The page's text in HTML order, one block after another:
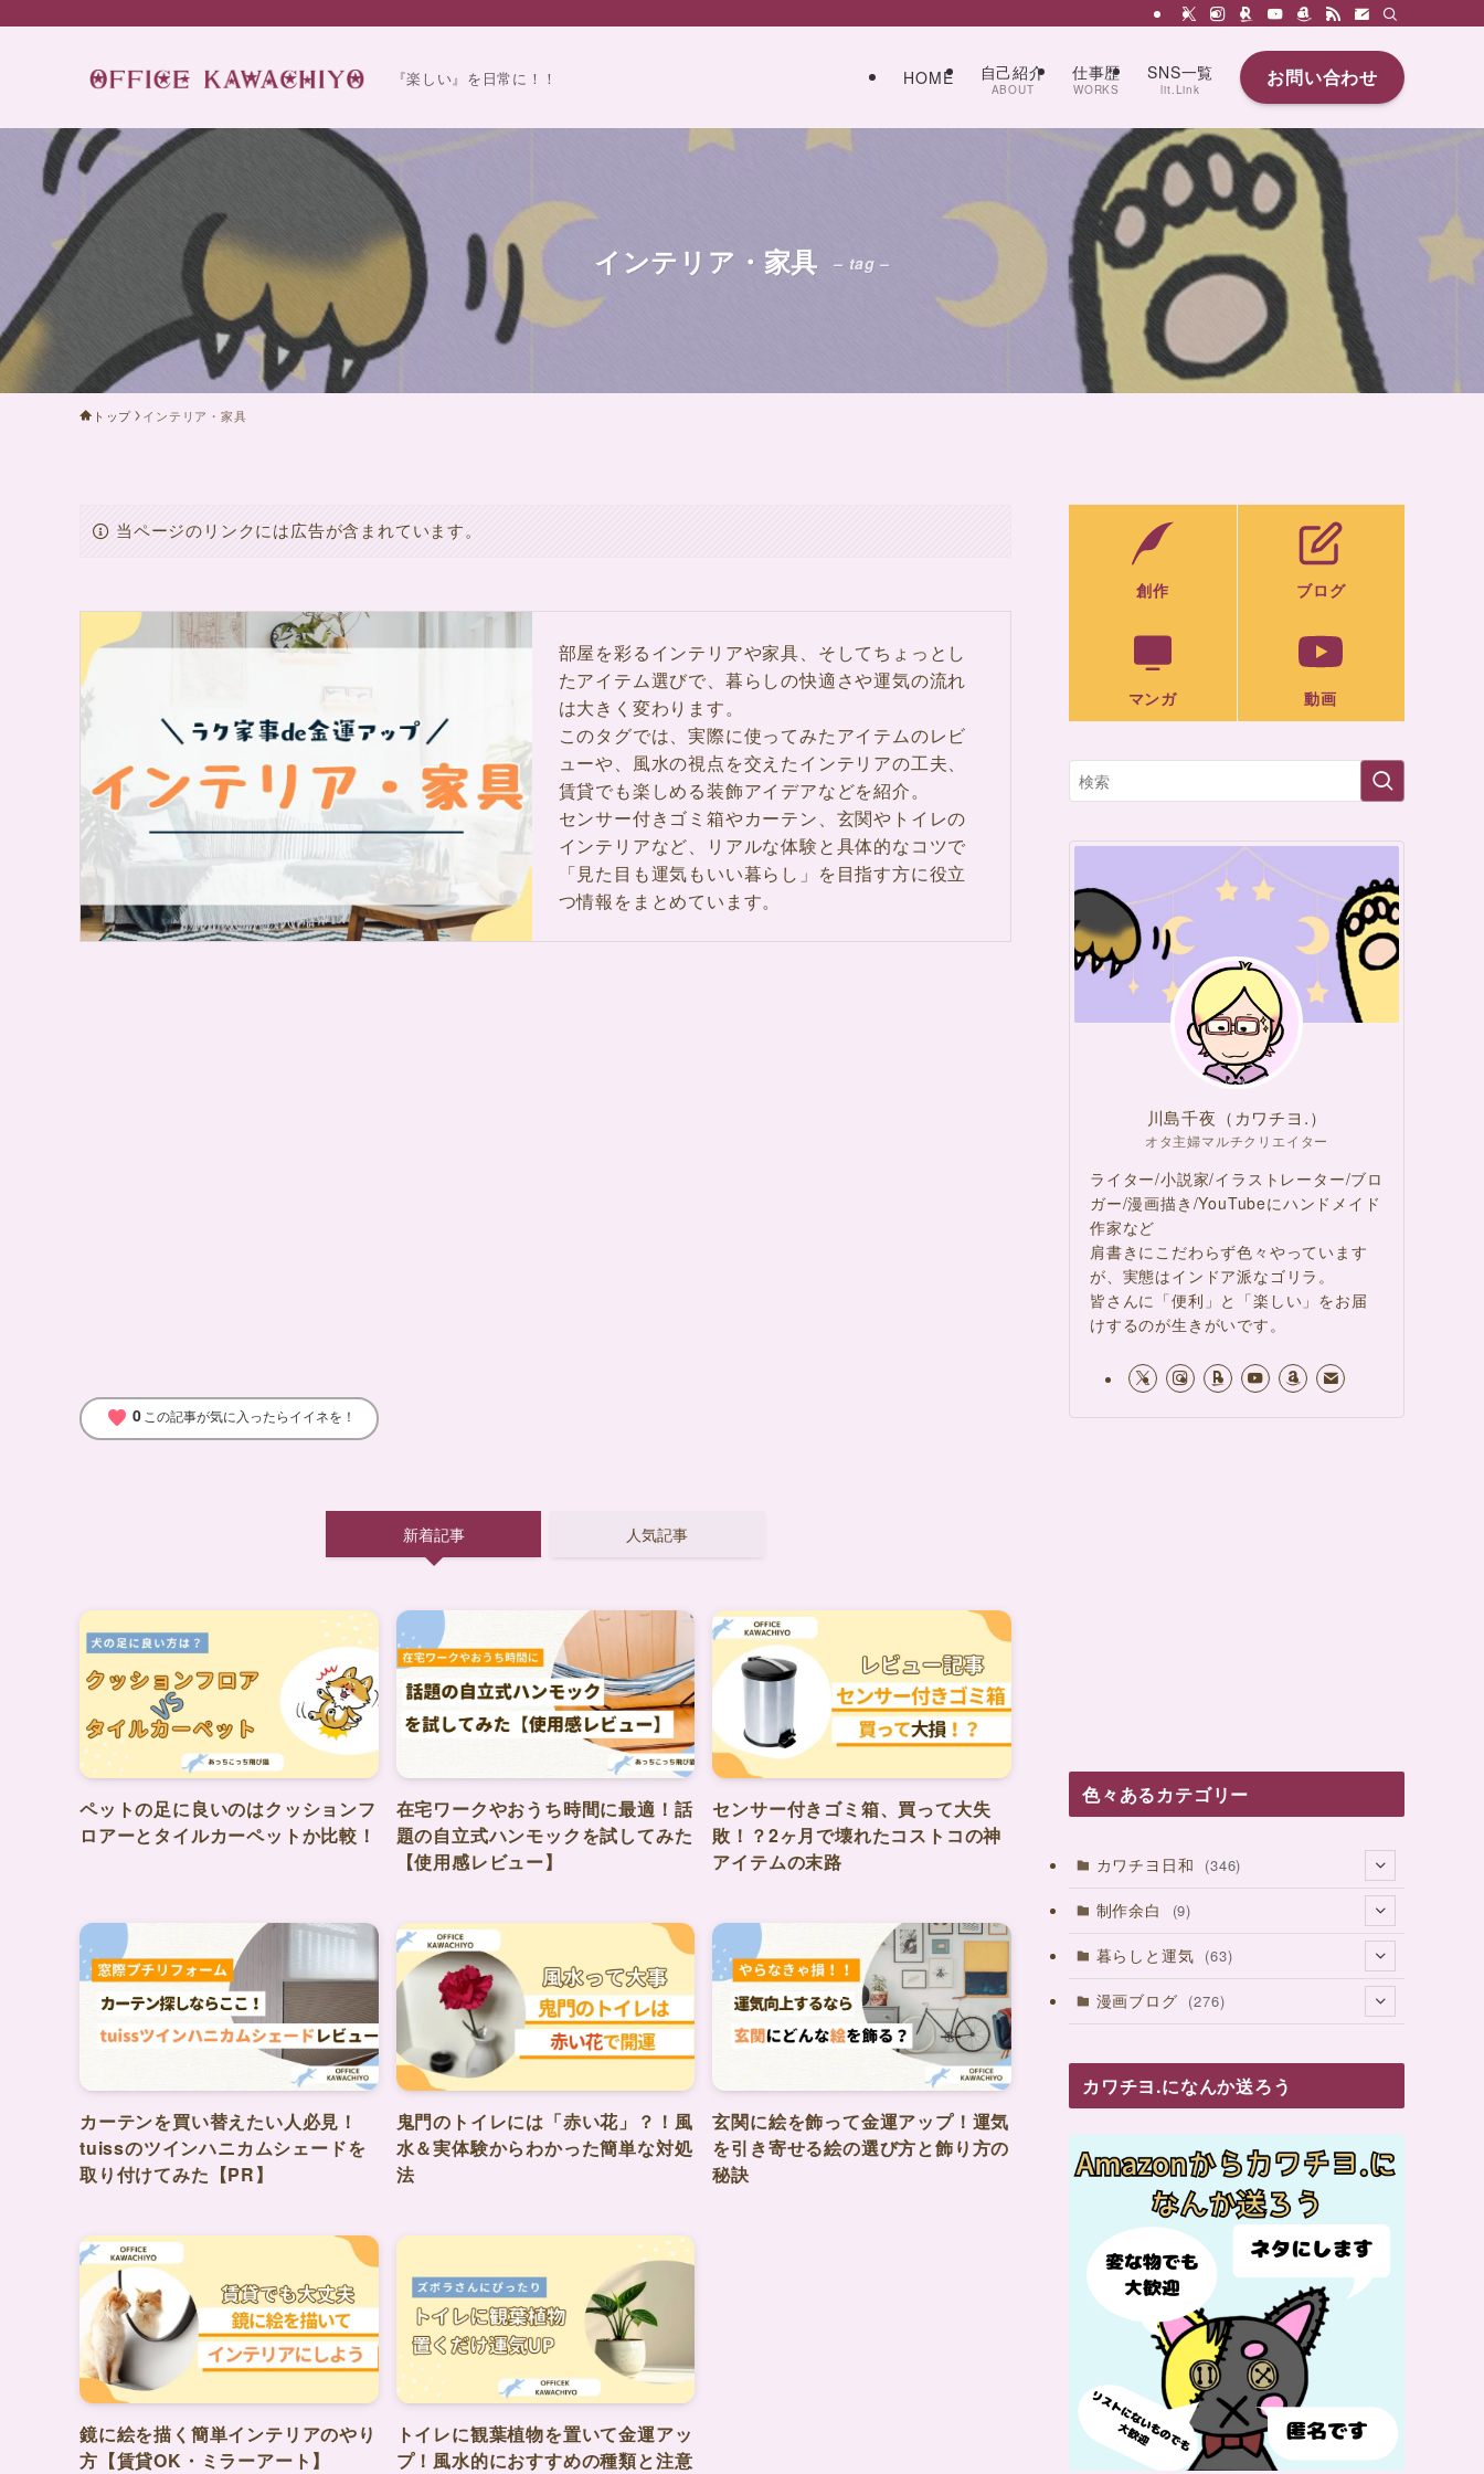
『楽しい』を日常に！！ HOME 自己紹介
ABOUT
仕事歴
WORKS
SNS一覧
lit.Link お問い合わせ
インテリア・家具 – tag –
トップ インテリア・家具
当ページのリンクには広告が含まれています。
部屋を彩るインテリアや家具、そしてちょっとし
たアイテム選びで、暮らしの快適さや運気の流れ
は大きく変わります。
このタグでは、実際に使ってみたアイテムのレビ
ューや、風水の視点を交えたインテリアの工夫、
賃貸でも楽しめる装飾アイデアなどを紹介。
センサー付きゴミ箱やカーテン、玄関やトイレの
インテリアなど、リアルな体験と具体的なコツで
「見た目も運気もいい暮らし」を目指す方に役立
つ情報をまとめています。
favorite 0 この記事が気に入ったらイイネを！
新着記事 人気記事
ペットの足に良いのはクッションフ
ロアーとタイルカーペットか比較！
在宅ワークやおうち時間に最適！話
題の自立式ハンモックを試してみた
【使用感レビュー】
センサー付きゴミ箱、買って大失
敗！？2ヶ月で壊れたコストコの神
アイテムの末路
カーテンを買い替えたい人必見！
tuissのツインハニカムシェードを
取り付けてみた【PR】
鬼門のトイレには「赤い花」？！風
水＆実体験からわかった簡単な対処
法
玄関に絵を飾って金運アップ！運気
を引き寄せる絵の選び方と飾り方の
秘訣
鏡に絵を描く簡単インテリアのやり
方【賃貸OK・ミラーアート】
トイレに観葉植物を置いて金運アッ
プ！風水的におすすめの種類と注意
創作 ブログ
マンガ 動画
川島千夜（カワチヨ.）
オタ主婦マルチクリエイター
ライター/小説家/イラストレーター/ブロ
ガー/漫画描き/YouTubeにハンドメイド
作家など
肩書きにこだわらず色々やっています
が、実態はインドア派なゴリラ。
皆さんに「便利」と「楽しい」をお届
けするのが生きがいです。
色々あるカテゴリー
カワチヨ日和 (346)
(47)
(27)
(57)
制作余白 (9)
(4)
(1)
暮らしと運気 (63)
(19)
(7)
漫画ブログ (276)
(52)
(8)
(46)
(43)
(47)
(44)
カワチヨ.になんか送ろう